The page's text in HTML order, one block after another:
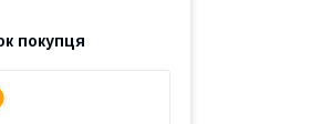
покупця